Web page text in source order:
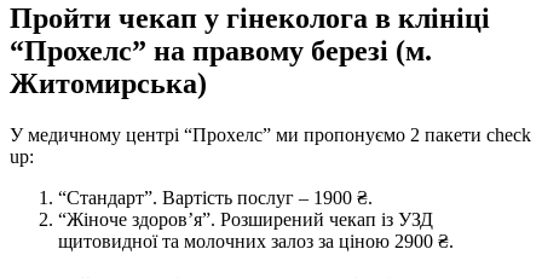
Пройти чекап у гінеколога в клініці
“Прохелс” на правому березі (м.
Житомирська)
У медичному центрі “Прохелс” ми пропонуємо 2 пакети check
up:
“Стандарт”. Вартість послуг – 1900 ₴.
“Жіноче здоров’я”. Розширений чекап із УЗД
щитовидної та молочних залоз за ціною 2900 ₴.